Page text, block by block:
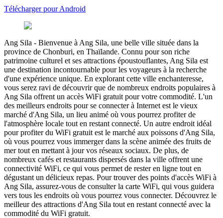
Télécharger pour Android
Ang Sila - Bienvenue à Ang Sila, une belle ville située dans la
province de Chonburi, en Thaïlande. Connu pour son riche
patrimoine culturel et ses attractions époustouflantes, Ang Sila est
une destination incontournable pour les voyageurs à la recherche
d'une expérience unique. En explorant cette ville enchanteresse,
vous serez ravi de découvrir que de nombreux endroits populaires à
Ang Sila offrent un accès WiFi gratuit pour votre commodité. L'un
des meilleurs endroits pour se connecter à Internet est le vieux
marché d'Ang Sila, un lieu animé où vous pourrez profiter de
l'atmosphère locale tout en restant connecté. Un autre endroit idéal
pour profiter du WiFi gratuit est le marché aux poissons d'Ang Sila,
où vous pourrez vous immerger dans la scène animée des fruits de
mer tout en mettant à jour vos réseaux sociaux. De plus, de
nombreux cafés et restaurants dispersés dans la ville offrent une
connectivité WiFi, ce qui vous permet de rester en ligne tout en
dégustant un délicieux repas. Pour trouver des points d'accès WiFi à
Ang Sila, assurez-vous de consulter la carte WiFi, qui vous guidera
vers tous les endroits où vous pourrez vous connecter. Découvrez le
meilleur des attractions d'Ang Sila tout en restant connecté avec la
commodité du WiFi gratuit.